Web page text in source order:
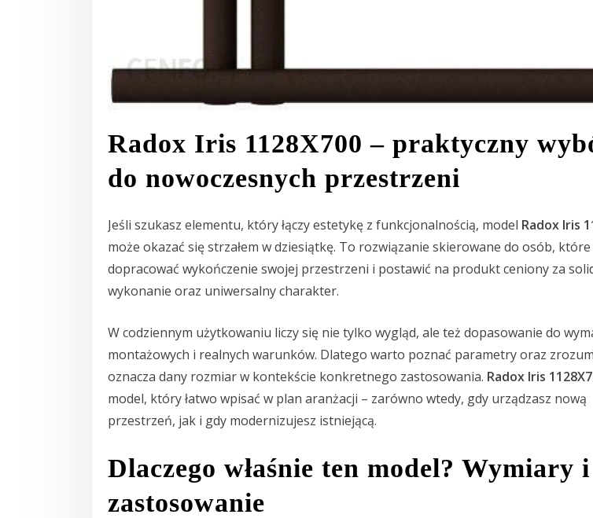
Radox Iris 1128X700 – praktyczny
do nowoczesnych przestrzeni
Jeśli szukasz elementu, który łączy estetykę z funkcjonalnością, model Radox Iris
może okazać się strzałem w dziesiątkę. To rozwiązanie skierowane do osób, które
dopracować wykończenie swojej przestrzeni i postawić na produkt ceniony za
wykonanie oraz uniwersalny charakter.
W codziennym użytkowaniu liczy się nie tylko wygląd, ale też dopasowanie do
montażowych i realnych warunków. Dlatego warto poznać parametry oraz
oznacza dany rozmiar w kontekście konkretnego zastosowania. Radox Iris
model, który łatwo wpisać w plan aranżacji – zarówno wtedy, gdy urządzasz nową
przestrzeń, jak i gdy modernizujesz istniejącą.
Dlaczego właśnie ten model? Wymiary i
zastosowanie